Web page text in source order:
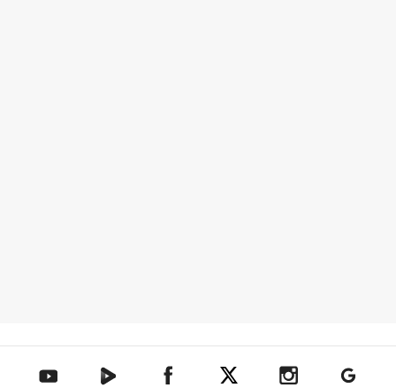
텐아시아 유튜브텐아시아 네이버TV텐아시아 페이스북텐아시아 엑스텐아시아 인스타그램
텐아시아